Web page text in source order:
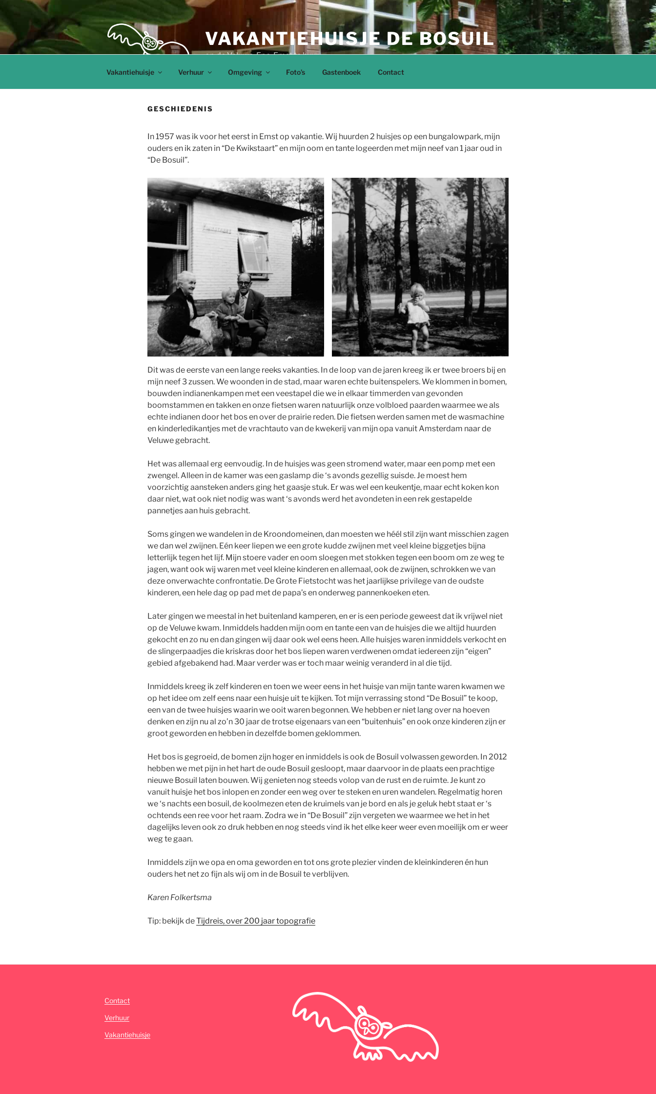
de
inhoud
VAKANTIEHUISJE DE BOSUIL
op de Veluwe, Epe, Emst te huur
Vakantiehuisje Verhuur Omgeving Foto’s Gastenboek Contact
GESCHIEDENIS
In 1957 was ik voor het eerst in Emst op vakantie. Wij huurden 2 huisjes op een bungalowpark, mijn
ouders en ik zaten in “De Kwikstaart” en mijn oom en tante logeerden met mijn neef van 1 jaar oud in
“De Bosuil”.
Dit was de eerste van een lange reeks vakanties. In de loop van de jaren kreeg ik er twee broers bij en
mijn neef 3 zussen. We woonden in de stad, maar waren echte buitenspelers. We klommen in bomen,
bouwden indianenkampen met een veestapel die we in elkaar timmerden van gevonden
boomstammen en takken en onze fietsen waren natuurlijk onze volbloed paarden waarmee we als
echte indianen door het bos en over de prairie reden. Die fietsen werden samen met de wasmachine
en kinderledikantjes met de vrachtauto van de kwekerij van mijn opa vanuit Amsterdam naar de
Veluwe gebracht.
Het was allemaal erg eenvoudig. In de huisjes was geen stromend water, maar een pomp met een
zwengel. Alleen in de kamer was een gaslamp die ‘s avonds gezellig suisde. Je moest hem
voorzichtig aansteken anders ging het gaasje stuk. Er was wel een keukentje, maar echt koken kon
daar niet, wat ook niet nodig was want ‘s avonds werd het avondeten in een rek gestapelde
pannetjes aan huis gebracht.
Soms gingen we wandelen in de Kroondomeinen, dan moesten we héél stil zijn want misschien zagen
we dan wel zwijnen. Eén keer liepen we een grote kudde zwijnen met veel kleine biggetjes bijna
letterlijk tegen het lijf. Mijn stoere vader en oom sloegen met stokken tegen een boom om ze weg te
jagen, want ook wij waren met veel kleine kinderen en allemaal, ook de zwijnen, schrokken we van
deze onverwachte confrontatie. De Grote Fietstocht was het jaarlijkse privilege van de oudste
kinderen, een hele dag op pad met de papa’s en onderweg pannenkoeken eten.
Later gingen we meestal in het buitenland kamperen, en er is een periode geweest dat ik vrijwel niet
op de Veluwe kwam. Inmiddels hadden mijn oom en tante een van de huisjes die we altijd huurden
gekocht en zo nu en dan gingen wij daar ook wel eens heen. Alle huisjes waren inmiddels verkocht en
de slingerpaadjes die kriskras door het bos liepen waren verdwenen omdat iedereen zijn “eigen”
gebied afgebakend had. Maar verder was er toch maar weinig veranderd in al die tijd.
Inmiddels kreeg ik zelf kinderen en toen we weer eens in het huisje van mijn tante waren kwamen we
op het idee om zelf eens naar een huisje uit te kijken. Tot mijn verrassing stond “De Bosuil” te koop,
een van de twee huisjes waarin we ooit waren begonnen. We hebben er niet lang over na hoeven
denken en zijn nu al zo’n 30 jaar de trotse eigenaars van een “buitenhuis” en ook onze kinderen zijn er
groot geworden en hebben in dezelfde bomen geklommen.
Het bos is gegroeid, de bomen zijn hoger en inmiddels is ook de Bosuil volwassen geworden. In 2012
hebben we met pijn in het hart de oude Bosuil gesloopt, maar daarvoor in de plaats een prachtige
nieuwe Bosuil laten bouwen. Wij genieten nog steeds volop van de rust en de ruimte. Je kunt zo
vanuit huisje het bos inlopen en zonder een weg over te steken en uren wandelen. Regelmatig horen
we ‘s nachts een bosuil, de koolmezen eten de kruimels van je bord en als je geluk hebt staat er ‘s
ochtends een ree voor het raam. Zodra we in “De Bosuil” zijn vergeten we waarmee we het in het
dagelijks leven ook zo druk hebben en nog steeds vind ik het elke keer weer even moeilijk om er weer
weg te gaan.
Inmiddels zijn we opa en oma geworden en tot ons grote plezier vinden de kleinkinderen én hun
ouders het net zo fijn als wij om in de Bosuil te verblijven.
Karen Folkertsma
Tip: bekijk deTijdreis, over 200 jaar topografie
Contact
Verhuur
Vakantiehuisje